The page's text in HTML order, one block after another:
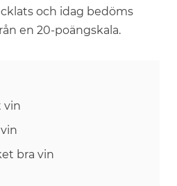
och idag bedöms
en 20-poängskala.
vin
bra vin